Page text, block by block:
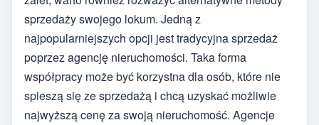
sprzedaży swojego lokum. Jedną z
najpopularniejszych opcji jest tradycyjna sprzedaż
poprzez agencję nieruchomości. Taka forma
współpracy może być korzystna dla osób, które nie
spieszą się ze sprzedażą i chcą uzyskać możliwie
najwyższą cenę za swoją nieruchomość. Agencje